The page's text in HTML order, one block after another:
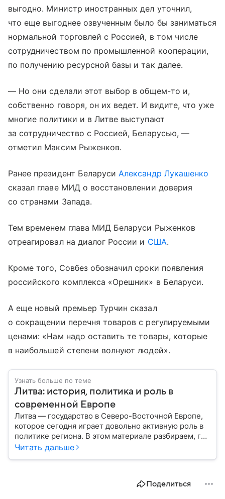
выгодно. Министр иностранных дел уточнил,
что еще выгоднее озвученным было бы заниматься
нормальной торговлей с Россией, в том числе
сотрудничеством по промышленной кооперации,
по получению ресурсной базы и так далее.
— Но они сделали этот выбор в общем-то и,
собственно говоря, он их ведет. И видите, что уже
многие политики и в Литве выступают
за сотрудничество с Россией, Беларусью, —
отметил Максим Рыженков.
Ранее президент Беларуси Александр Лукашенко
сказал главе МИД о восстановлении доверия
со странами Запада.
Тем временем глава МИД Беларуси Рыженков
отреагировал на диалог России и США.
Кроме того, Совбез обозначил сроки появления
российского комплекса «Орешник» в Беларуси.
А еще новый премьер Турчин сказал
о сокращении перечня товаров с регулируемыми
ценами: «Нам надо оставить те товары, которые
в наибольшей степени волнуют людей».
Узнать больше по теме
Литва: история, политика и роль в
современной Европе
Литва — государство в Северо-Восточной Европе,
которое сегодня играет довольно активную роль в
политике региона. В этом материале разбираем, где
находится Литва, как она формировалась
Читать дальше
Поделиться